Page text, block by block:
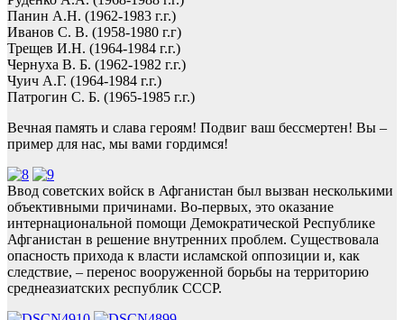
Панин А.Н. (1962-1983 г.г.)
Иванов С. В. (1958-1980 г.г)
Трещев И.Н. (1964-1984 г.г.)
Чернуха В. Б. (1962-1982 г.г.)
Чуич А.Г. (1964-1984 г.г.)
Патрогин С. Б. (1965-1985 г.г.)
Вечная память и слава героям! Подвиг ваш бессмертен! Вы –
пример для нас, мы вами гордимся!
Ввод советских войск в Афганистан был вызван несколькими
объективными причинами. Во-первых, это оказание
интернациональной помощи Демократической Республике
Афганистан в решение внутренних проблем. Существовала
опасность прихода к власти исламской оппозиции и, как
следствие, – перенос вооруженной борьбы на территорию
среднеазиатских республик СССР.